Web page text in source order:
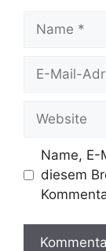
Name, E-
diesem